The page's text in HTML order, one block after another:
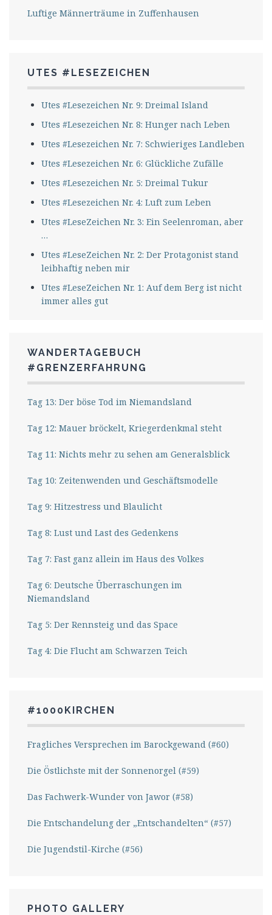
Luftige Männerträume in Zuffenhausen
UTES #LESEZEICHEN
Utes #Lesezeichen Nr. 9: Dreimal Island
Utes #Lesezeichen Nr. 8: Hunger nach Leben
Utes #Lesezeichen Nr. 7: Schwieriges Landleben
Utes #Lesezeichen Nr. 6: Glückliche Zufälle
Utes #Lesezeichen Nr. 5: Dreimal Tukur
Utes #Lesezeichen Nr. 4: Luft zum Leben
Utes #LeseZeichen Nr. 3: Ein Seelenroman, aber
…
Utes #LeseZeichen Nr. 2: Der Protagonist stand
leibhaftig neben mir
Utes #LeseZeichen Nr. 1: Auf dem Berg ist nicht
immer alles gut
WANDERTAGEBUCH
#GRENZERFAHRUNG
Tag 13: Der böse Tod im Niemandsland
Tag 12: Mauer bröckelt, Kriegerdenkmal steht
Tag 11: Nichts mehr zu sehen am Generalsblick
Tag 10: Zeitenwenden und Geschäftsmodelle
Tag 9: Hitzestress und Blaulicht
Tag 8: Lust und Last des Gedenkens
Tag 7: Fast ganz allein im Haus des Volkes
Tag 6: Deutsche Überraschungen im
Niemandsland
Tag 5: Der Rennsteig und das Space
Tag 4: Die Flucht am Schwarzen Teich
#1000KIRCHEN
Fragliches Versprechen im Barockgewand (#60)
Die Östlichste mit der Sonnenorgel (#59)
Das Fachwerk-Wunder von Jawor (#58)
Die Entschandelung der „Entschandelten“ (#57)
Die Jugendstil-Kirche (#56)
PHOTO GALLERY